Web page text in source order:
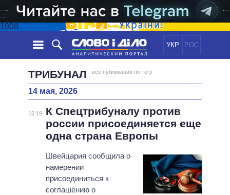
1908
УКР РОС
НОВОСТИ
ЛЕНТА
СОБЫТИЯ
СТАТЬИ
МНЕНИЯ
ОБЗОРЫ
ДАЙДЖЕСТЫ
ЭКОНОМИКА
ОБЩЕСТВО
МИР
ПОЛИТИКИ
ВСЕ ПОЛИТИКИ
ПРЕЗИДЕНТ И ОФИС
ВЕРХОВНАЯ РАДА
ИНФОГРАФИКА
ВИДЕО
ТРИБУНАЛ все публикации по тегу
14 мая, 2026
16:19
К Спецтрибуналу против
россии присоединяется еще
одна страна Европы
Швейцария сообщила о
намерении
присоединиться к
соглашению о